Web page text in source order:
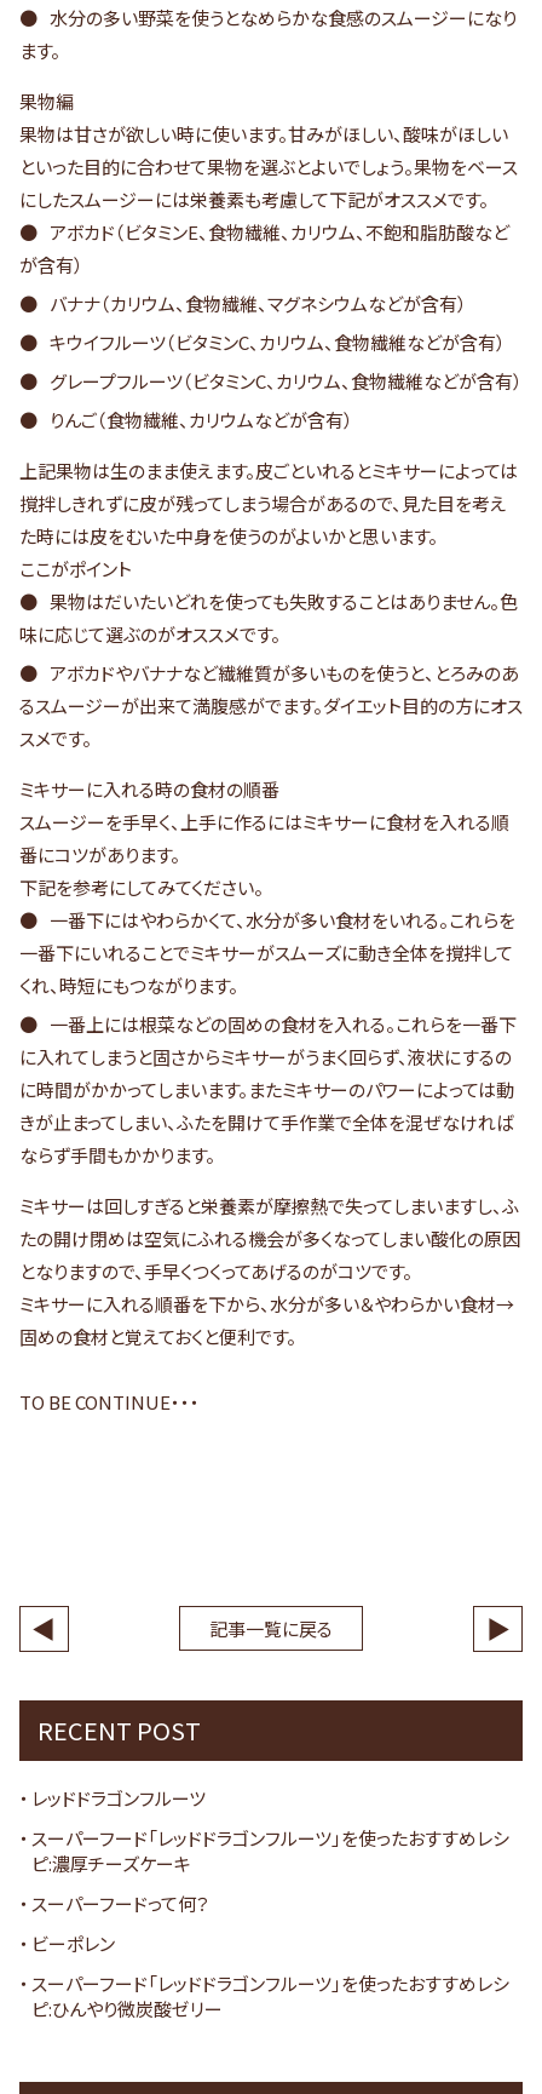
RECENT POST
レッドドラゴンフルーツ
スーパーフード「レッドドラゴンフルーツ」を使ったおすすめレシ
ピ:濃厚チーズケーキ
スーパーフードって何？
ビーポレン
スーパーフード「レッドドラゴンフルーツ」を使ったおすすめレシ
ピ:ひんやり微炭酸ゼリー
水分の多い野菜を使うとなめらかな食感のスムージーになり
ます。
果物編
果物は甘さが欲しい時に使います。甘みがほしい、酸味がほしい
といった目的に合わせて果物を選ぶとよいでしょう。果物をベース
にしたスムージーには栄養素も考慮して下記がオススメです。
アボカド（ビタミンE、食物繊維、カリウム、不飽和脂肪酸など
が含有）
バナナ（カリウム、食物繊維、マグネシウムなどが含有）
キウイフルーツ（ビタミンC、カリウム、食物繊維などが含有）
グレープフルーツ（ビタミンC、カリウム、食物繊維などが含有）
りんご（食物繊維、カリウムなどが含有）
上記果物は生のまま使えます。皮ごといれるとミキサーによっては
撹拌しきれずに皮が残ってしまう場合があるので、見た目を考え
た時には皮をむいた中身を使うのがよいかと思います。
ここがポイント
果物はだいたいどれを使っても失敗することはありません。色
味に応じて選ぶのがオススメです。
アボカドやバナナなど繊維質が多いものを使うと、とろみのあ
るスムージーが出来て満腹感がでます。ダイエット目的の方にオス
スメです。
ミキサーに入れる時の食材の順番
スムージーを手早く、上手に作るにはミキサーに食材を入れる順
番にコツがあります。
下記を参考にしてみてください。
一番下にはやわらかくて、水分が多い食材をいれる。これらを
一番下にいれることでミキサーがスムーズに動き全体を撹拌して
くれ、時短にもつながります。
一番上には根菜などの固めの食材を入れる。これらを一番下
に入れてしまうと固さからミキサーがうまく回らず、液状にするの
に時間がかかってしまいます。またミキサーのパワーによっては動
きが止まってしまい、ふたを開けて手作業で全体を混ぜなければ
ならず手間もかかります。
ミキサーは回しすぎると栄養素が摩擦熱で失ってしまいますし、ふ
たの開け閉めは空気にふれる機会が多くなってしまい酸化の原因
となりますので、手早くつくってあげるのがコツです。
ミキサーに入れる順番を下から、水分が多い＆やわらかい食材→
固めの食材と覚えておくと便利です。
TO BE CONTINUE・・・
◀ 記事一覧に戻る ▶